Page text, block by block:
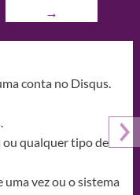
→
conta no Disqus.
qualquer tipo de
vez ou o sistema